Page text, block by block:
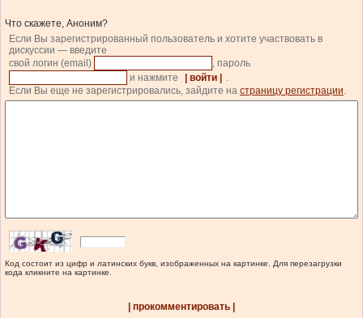
Что скажете, Аноним?
Если Вы зарегистрированный пользователь и хотите участвовать в
дискуссии — введите
свой логин (email)
, пароль
и нажмите
| войти |
.
Если Вы еще не зарегистрировались, зайдите на страницу регистрации.
Код состоит из цифр и латинских букв, изображенных на картинке. Для перезагрузки
кода кликните на картинке.
| прокомментировать |